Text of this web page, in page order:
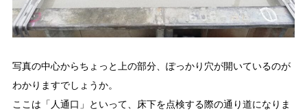
写真の中心からちょっと上の部分、ぽっかり穴が開いているのが
わかりますでしょうか。
ここは「人通口」といって、床下を点検する際の通り道になりま